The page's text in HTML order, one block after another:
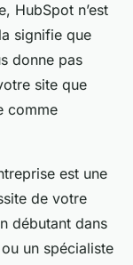
HubSpot n’est
signifie que
donne pas
site que
comme
est une
de votre
débutant dans
un spécialiste